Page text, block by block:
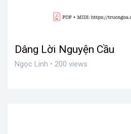
Dâng Lời Nguyện Cầu
Ngọc Linh • 200 views